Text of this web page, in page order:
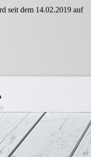
seit dem 14.02.2019 auf